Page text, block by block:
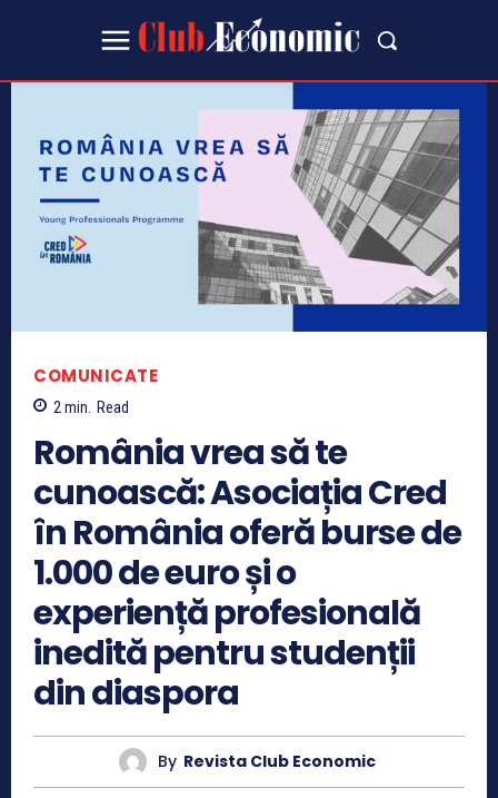
COMUNICATE
2 min. Read
România vrea să te
cunoască: Asociația Cred
în România oferă burse de
1.000 de euro și o
experiență profesională
inedită pentru studenții
din diaspora
By Revista Club Economic